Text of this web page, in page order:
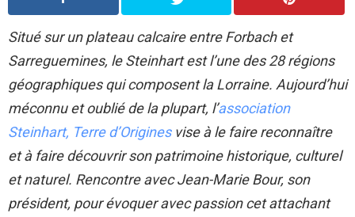
Situé sur un plateau calcaire entre Forbach et
Sarreguemines, le Steinhart est l’une des 28 régions
géographiques qui composent la Lorraine. Aujourd’hui
méconnu et oublié de la plupart, l’association
Steinhart, Terre d’Originesvise à le faire reconnaître
et à faire découvrir son patrimoine historique, culturel
et naturel. Rencontre avec Jean-Marie Bour, son
président, pour évoquer avec passion cet attachant